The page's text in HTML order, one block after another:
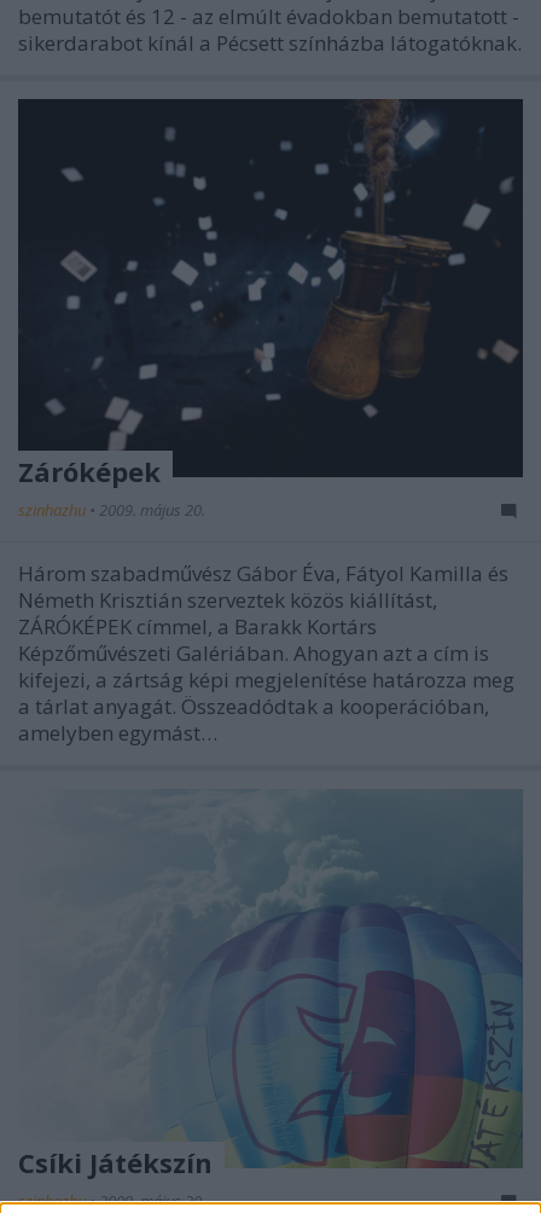
bemutatót és 12 - az elmúlt évadokban bemutatott -
sikerdarabot kínál a Pécsett színházba látogatóknak.
Záróképek
szinhazhu • 2009. május 20.
Három szabadművész Gábor Éva, Fátyol Kamilla és
Németh Krisztián szerveztek közös kiállítást,
ZÁRÓKÉPEK címmel, a Barakk Kortárs
Képzőművészeti Galériában. Ahogyan azt a cím is
kifejezi, a zártság képi megjelenítése határozza meg
a tárlat anyagát. Összeadódtak a kooperációban,
amelyben egymást…
Csíki Játékszín
szinhazhu•2009. május 20.